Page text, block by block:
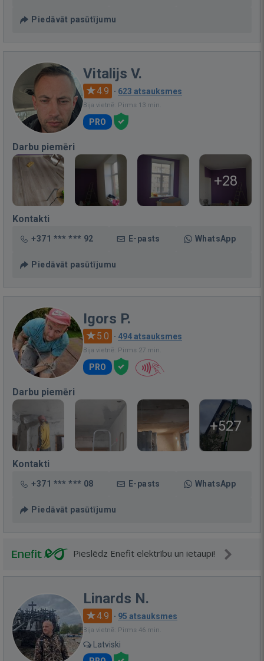
Piedāvāt pasūtījumu
Vitalijs V.
4.9 · 623 atsauksmes
Bija vietnē: Pirms 13 min.
PRO
Darbu piemēri
+28
Kontakti
+371 *** *** 92 E-pasts WhatsApp
Piedāvāt pasūtījumu
Igors P.
5.0 · 494 atsauksmes
Bija vietnē: Pirms 27 min.
PRO
Darbu piemēri
+527
Kontakti
+371 *** *** 08 E-pasts WhatsApp
Piedāvāt pasūtījumu
Pieslēdz Enefit elektrību un ietaupi!
Linards N.
4.9 · 95 atsauksmes
Bija vietnē: Pirms 46 min.
Latviski